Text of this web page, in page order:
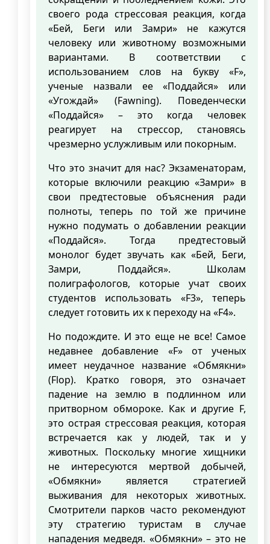
своего рода стрессовая реакция, когда
«Бей, Беги или Замри» не кажутся
человеку или животному возможными
вариантами. В соответствии с
использованием слов на букву «F»,
ученые назвали ее «Поддайся» или
«Угождай» (Fawning). Поведенчески
«Поддайся» – это когда человек
реагирует на стрессор, становясь
чрезмерно услужливым или покорным.
Что это значит для нас? Экзаменаторам,
которые включили реакцию «Замри» в
свои предтестовые объяснения ради
полноты, теперь по той же причине
нужно подумать о добавлении реакции
«Поддайся». Тогда предтестовый
монолог будет звучать как «Бей, Беги,
Замри, Поддайся». Школам
полиграфологов, которые учат своих
студентов использовать «F3», теперь
следует готовить их к переходу на «F4».
Но подождите. И это еще не все! Самое
недавнее добавление «F» от ученых
имеет неудачное название «Обмякни»
(Flop). Кратко говоря, это означает
падение на землю в подлинном или
притворном обмороке. Как и другие F,
это острая стрессовая реакция, которая
встречается как у людей, так и у
животных. Поскольку многие хищники
не интересуются мертвой добычей,
«Обмякни» является стратегией
выживания для некоторых животных.
Смотрители парков часто рекомендуют
эту стратегию туристам в случае
нападения медведя. «Обмякни» – это не